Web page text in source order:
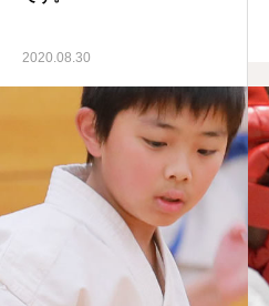
2020.08.30